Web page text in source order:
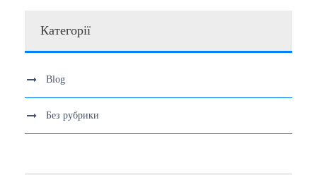
Категорії
Blog
Без рубрики